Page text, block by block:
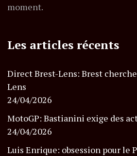
moment.
Les articles récents
Direct Brest-Lens: Brest
Lens
24/04/2026
MotoGP: Bastianini exige des
24/04/2026
Luis Enrique: obsession pour le